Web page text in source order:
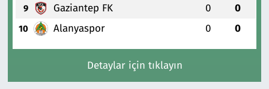
9 Gaziantep FK 0 0
10 Alanyaspor 0 0
Detaylar için tıklayın